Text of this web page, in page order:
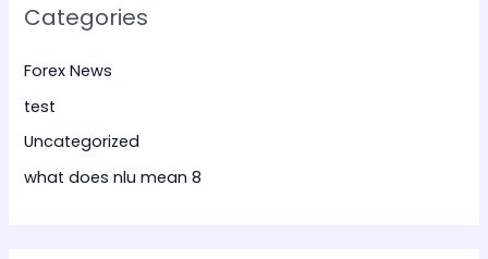
Categories
Forex News
test
Uncategorized
what does nlu mean 8